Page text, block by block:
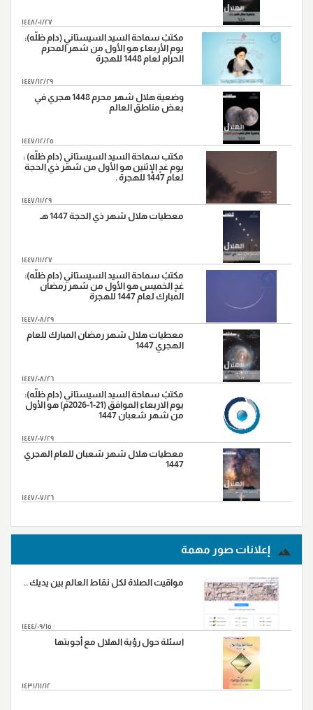
رواية"
20
"ورود السبايا من آل بيت النبي (ص) أرض كربلاء ، سنة
(61هـ)."
28 "وفاة النبي الاكرم(ص)،سنة (11هـ)"
١٤٤٨/٠١/٢٧
مكتبُ سماحة السيد السيستاني (دام ظلّه):
يوم الأربعاء هو الأول من شهر المحرم
الحرام لعام 1448 للهجرة
١٤٤٧/١٢/٢٩
وضعية هلال شهر محرم 1448 هجري في
بعض مناطق العالم
١٤٤٧/١٢/٢٥
مكتب سماحة السيد السيستاني (دام ظلّه) :
يوم غدٍ الإثنين هو الأول من شهر ذي الحجة
لعام 1447 للهجرة .
١٤٤٧/١١/٢٩
معطيات هلال شهر ذي الحجة 1447 هـ
١٤٤٧/١١/٢٧
مكتبُ سماحة السيد السيستاني (دام ظلّه):
غدٍ الخميس هو الأول من شهر رمضان
المبارك لعام 1447 للهجرة
١٤٤٧/٠٨/٢٩
معطيات هلال شهر رمضان المبارك للعام
الهجري 1447
١٤٤٧/٠٨/٢٦
مكتبُ سماحة السيد السيستاني (دام ظلّه):
يوم الاربعاء الموافق (21-1-2026م) هو الأول
من شهر شعبان 1447
١٤٤٧/٠٧/٢٩
معطيات هلال شهر شعبان للعام الهجري
1447
١٤٤٧/٠٧/٢٦
إعلانات صور مهمة
مواقيت الصلاة لكل نقاط العالم بين يديك ..
١٤٤٤/٠٩/١٥
اسئلة حول رؤية الهلال مع أجوبتها
١٤٣١/١١/١٢